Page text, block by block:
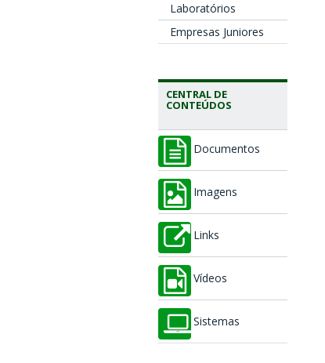
Laboratórios
Empresas Juniores
CENTRAL DE
CONTEÚDOS
Documentos
Imagens
Links
Vídeos
Sistemas